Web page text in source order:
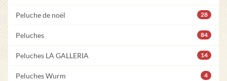
Peluche de noël 28
Peluches 84
Peluches LA GALLERIA 14
Peluches Wurm 4